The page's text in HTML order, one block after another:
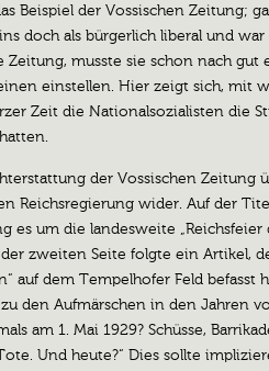
Beispiel der Vossischen Zeitung;
doch als bürgerlich liberal und war
Zeitung, musste sie schon nach gut
einstellen. Hier zeigt sich, mit
Zeit die Nationalsozialisten die
der Vossischen Zeitung
Reichsregierung wider. Auf der
es um die landesweite „Reichsfeier
zweiten Seite folgte ein Artikel,
auf dem Tempelhofer Feld befasst
den Aufmärschen in den Jahren
am 1. Mai 1929? Schüsse,
Und heute?“ Dies sollte